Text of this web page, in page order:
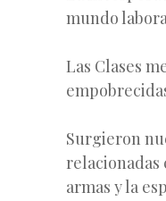
mundo
Las Clases
Surgieron
relacionadas
armas y la